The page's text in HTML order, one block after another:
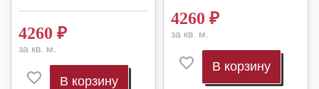
4260 ₽
за кв. м.
В корзину
4260 ₽
за кв. м.
В корзину